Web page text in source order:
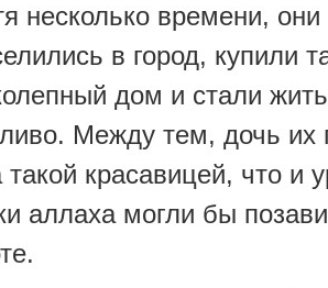
несколько времени, они
в город, купили
дом и стали
Между тем, дочь их
такой красавицей, что и
аллаха могли бы